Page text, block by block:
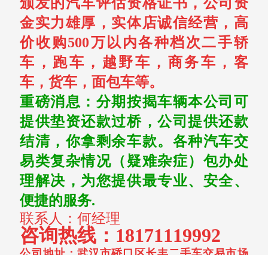
颁发的汽车评估资格证书，公司资
金实力雄厚，实体店诚信经营，高
价收购500万以内各种档次二手轿
车，跑车，越野车，商务车，客
车，货车，面包车等。
重磅消息：分期按揭车辆本公司可
提供垫资还款过桥，公司提供还款
结清，你拿剩余车款。各种汽车交
易类复杂情况（疑难杂症）包办处
理解决，为您提供最专业、安全、
便捷的服务.
联系人：何经理
咨询热线： 18171119992